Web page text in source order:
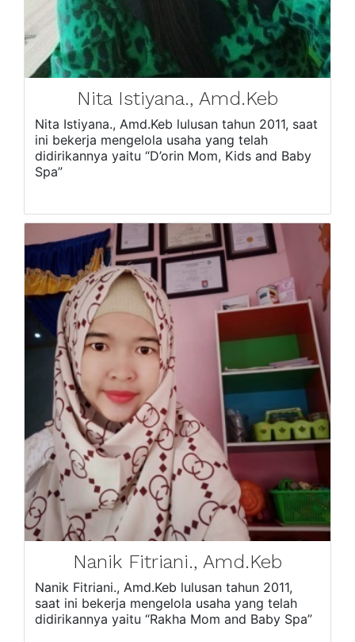
Nita Istiyana., Amd.Keb
Nita Istiyana., Amd.Keb lulusan tahun 2011, saat
ini bekerja mengelola usaha yang telah
didirikannya yaitu “D’orin Mom, Kids and Baby
Spa”
Nanik Fitriani., Amd.Keb
Nanik Fitriani., Amd.Keb lulusan tahun 2011,
saat ini bekerja mengelola usaha yang telah
didirikannya yaitu “Rakha Mom and Baby Spa”